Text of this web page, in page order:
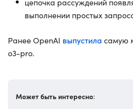
цепочка рассуждений
выполнении простых
Ранее OpenAI выпустила самую
o3-pro.
Может быть интересно: